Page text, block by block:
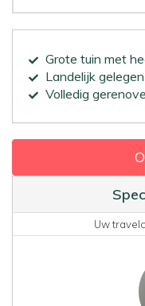
Grote tuin met
Landelijk gelegen
Volledig
Uw